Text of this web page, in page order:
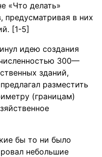
«Что делать»
предусматривая в них
[1-5]
идею создания
300—
зданий,
разместить
(границам)
бы то ни было
небольшие